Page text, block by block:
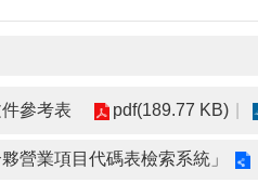
參考表 pdf(189.77 KB)
營業項目代碼表檢索系統」